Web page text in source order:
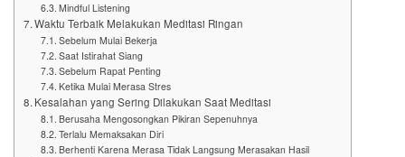
Mindful Listening
Waktu Terbaik Melakukan Meditasi Ringan
Sebelum Mulai Bekerja
Saat Istirahat Siang
Sebelum Rapat Penting
Ketika Mulai Merasa Stres
Kesalahan yang Sering Dilakukan Saat Meditasi
Berusaha Mengosongkan Pikiran Sepenuhnya
Terlalu Memaksakan Diri
Berhenti Karena Merasa Tidak Langsung Merasakan Hasil